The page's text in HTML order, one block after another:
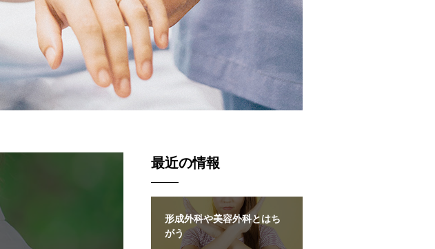
最近の情報
形成外科や美容外科とはち
がう